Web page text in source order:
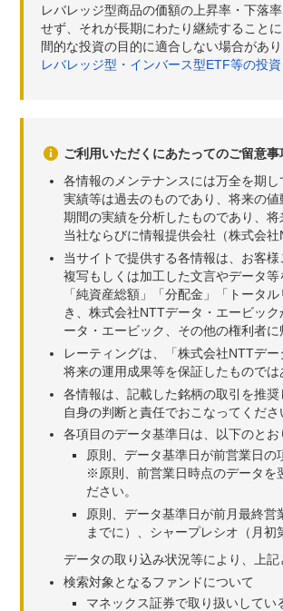
レバレッジ型商品の価額の上昇率・下落
せず、それが長期にわたり継続すること
間的な投資の目的に適合しない場合があり
レバレッジ型・インバース型ETF等の投
ご利用いただくにあたってのご留意事
各情報のメンテナンスには万全を期
実績等は過去のものであり、将来の
期間の実績を分析したものであり、
当社ならびに情報提供会社（株式会
当サイトで提供する各情報は、お客
複写もしくは加工した文言やデータ
「純資産総額」「分配金」「トータ
き、株式会社NTTデータ・エービッ
ータ・エービック、その他の権利者
レーティングは、「株式会社NTTデ
将来の運用成果等を保証したものでは
各情報は、記載した銘柄の取引を推
自身の判断と責任でおこなってくださ
各項目のデータ基準日は、以下のとお
原則、データ基準日が前営業日
※原則、前営業日時点のデータを
ださい。
原則、データ基準日が前月最終
までに）、シャープレシオ（月
データの取り込み状況等により、上
検索対象となるファンドについて
マネックス証券で取り扱いして